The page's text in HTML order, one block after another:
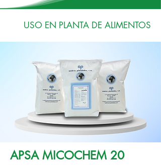
USO EN PLANTA DE ALIMENTOS
APSA MICOCHEM 20